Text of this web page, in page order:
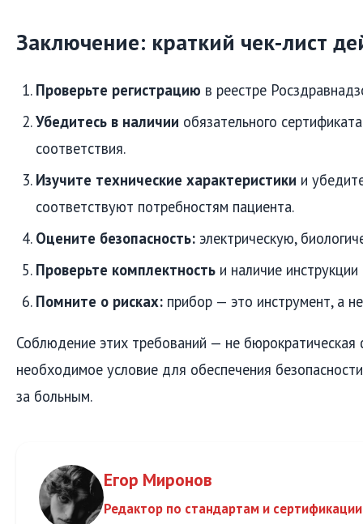
Заключение: краткий чек-лист
Проверьте регистрацию в реестре
Убедитесь в наличии обязательного
соответствия.
Изучите технические характеристики и
соответствуют потребностям пациента.
Оцените безопасность: электрическую,
Проверьте комплектность и наличие
Помните о рисках: прибор — это инструмент, а
Соблюдение этих требований — не бюрократическая
необходимое условие для обеспечения
за больным.
Егор Миронов
Редактор по стандартам и сертификации